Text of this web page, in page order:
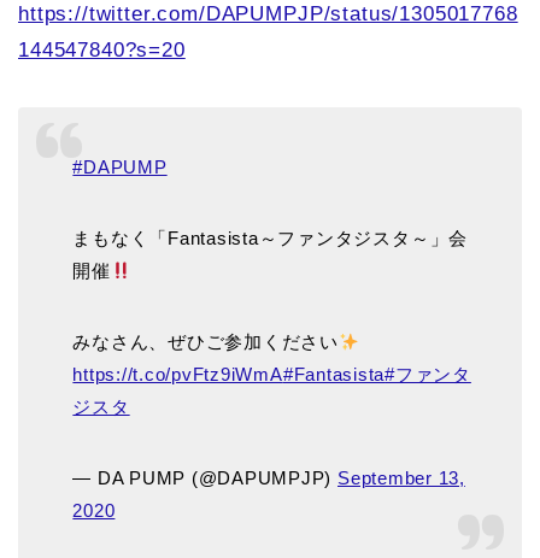
https://twitter.com/DAPUMPJP/status/1305017768
144547840?s=20
#DAPUMP
まもなく「Fantasista～ファンタジスタ～」会
開催
みなさん、ぜひご参加ください
https://t.co/pvFtz9iWmA#Fantasista#ファンタ
ジスタ
— DA PUMP (@DAPUMPJP) September 13,
2020